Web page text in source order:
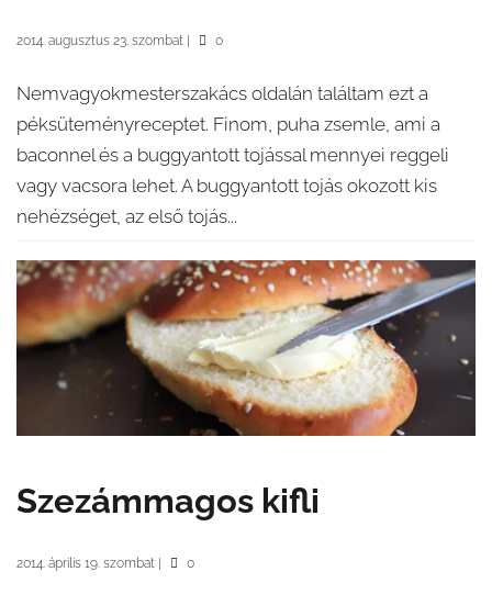
2014. augusztus 23. szombat 0
Nemvagyokmesterszakács oldalán találtam ezt a
péksüteményreceptet. Finom, puha zsemle, ami a
baconnel és a buggyantott tojással mennyei reggeli
vagy vacsora lehet. A buggyantott tojás okozott kis
nehézséget, az első tojás...
Szezámmagos kifli
2014. április 19. szombat 0